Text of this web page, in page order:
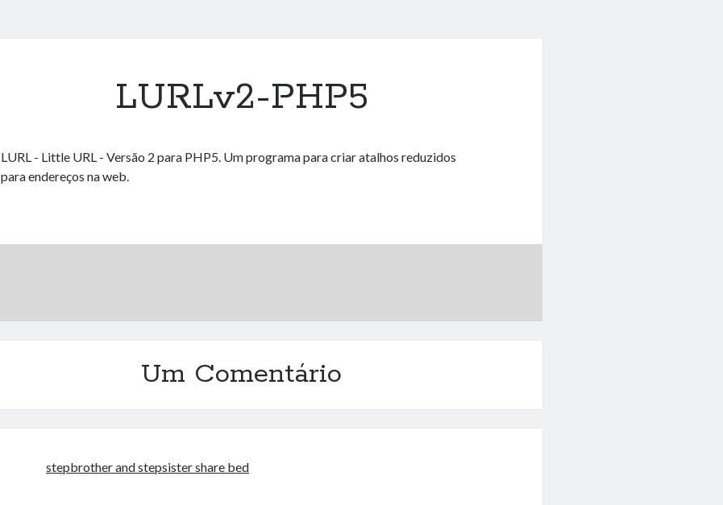
LURLv2-PHP5
LURL - Little URL - Versão 2 para PHP5. Um programa para criar atalhos reduzidos
para endereços na web.
Um Comentário
stepbrother and stepsister share bed